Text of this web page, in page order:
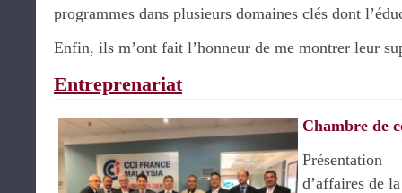
programmes dans plusieurs domaines clés dont
Enfin, ils m’ont fait l’honneur de me montrer leur
Entreprenariat
Chambre de
d’affaires de